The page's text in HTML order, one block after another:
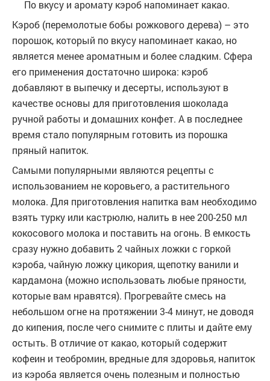
По вкусу и аромату кэроб напоминает какао.
Кэроб (перемолотые бобы рожкового дерева) – это
порошок, который по вкусу напоминает какао, но
является менее ароматным и более сладким. Сфера
его применения достаточно широка: кэроб
добавляют в выпечку и десерты, используют в
качестве основы для приготовления шоколада
ручной работы и домашних конфет. А в последнее
время стало популярным готовить из порошка
пряный напиток.
Самыми популярными являются рецепты с
использованием не коровьего, а растительного
молока. Для приготовления напитка вам необходимо
взять турку или кастрюлю, налить в нее 200-250 мл
кокосового молока и поставить на огонь. В емкость
сразу нужно добавить 2 чайных ложки с горкой
кэроба, чайную ложку цикория, щепотку ванили и
кардамона (можно использовать любые пряности,
которые вам нравятся). Прогревайте смесь на
небольшом огне на протяжении 3-4 минут, не доводя
до кипения, после чего снимите с плиты и дайте ему
остыть. В отличие от какао, который содержит
кофеин и теобромин, вредные для здоровья, напиток
из кэроба является очень полезным и полностью